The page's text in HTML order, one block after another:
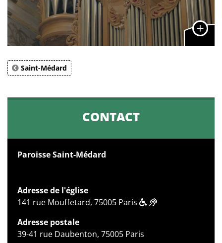
Saint-Médard
CONTACT
Paroisse Saint-Médard
Adresse de l'église
141 rue Mouffetard, 75005 Paris
Adresse postale
39-41 rue Daubenton, 75005 Paris